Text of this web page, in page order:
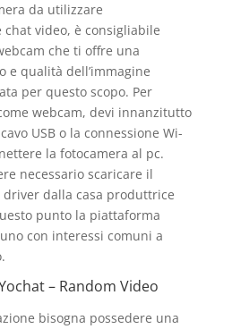
da utilizzare
video, è consigliabile
che ti offre una
e qualità dell’immagine
per questo scopo. Per
webcam, devi innanzitutto
USB o la connessione Wi-
la fotocamera al pc.
necessario scaricare il
dalla casa produttrice
punto la piattaforma
con interessi comuni a
– Random Video
bisogna possedere una